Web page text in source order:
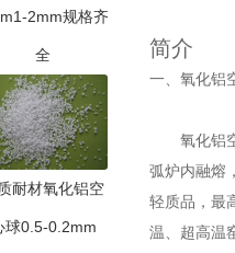
2mm规格齐
全
耐材氧化铝空
球0.5-0.2mm
简介
一、氧化铝
氧化铝空
弧炉内融熔
轻质品，最
温、超高温